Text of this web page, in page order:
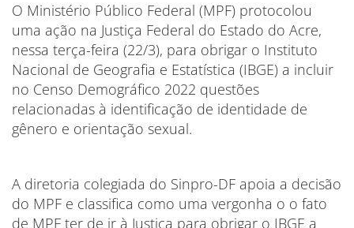
O Ministério Público Federal (MPF) protocolou
uma ação na Justiça Federal do Estado do Acre,
nessa terça-feira (22/3), para obrigar o Instituto
Nacional de Geografia e Estatística (IBGE) a incluir
no Censo Demográfico 2022 questões
relacionadas à identificação de identidade de
gênero e orientação sexual.
A diretoria colegiada do Sinpro-DF apoia a decisão
do MPF e classifica como uma vergonha o o fato
de MPF ter de ir à Justiça para obrigar o IBGE a